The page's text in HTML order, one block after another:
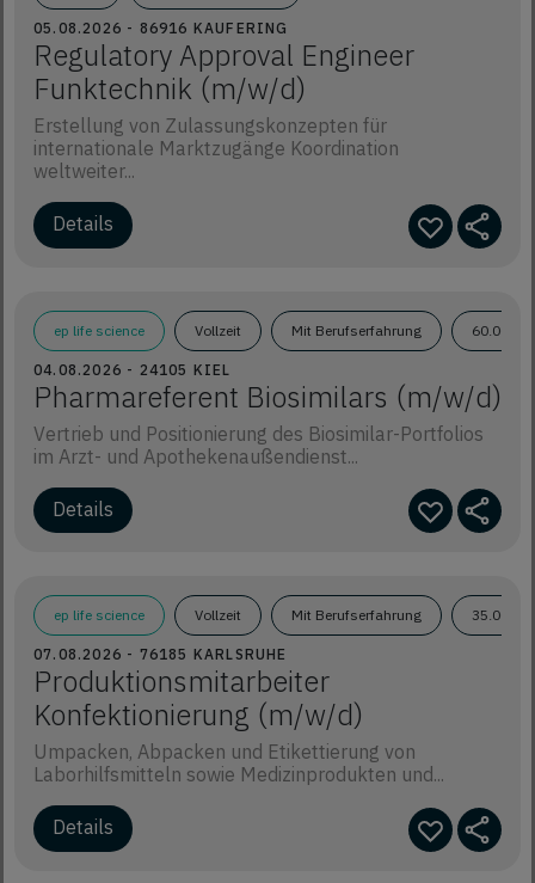
05.08.2026 - 86916 KAUFERING
Regulatory Approval Engineer
Funktechnik (m/w/d)
Erstellung von Zulassungskonzepten für
internationale Marktzugänge Koordination
weltweiter...
Details
ep life science Vollzeit Mit Berufserfahrung 60.000€
04.08.2026 - 24105 KIEL
Pharmareferent Biosimilars (m/w/d)
Vertrieb und Positionierung des Biosimilar-Portfolios
im Arzt- und Apothekenaußendienst...
Details
ep life science Vollzeit Mit Berufserfahrung 35.000€
07.08.2026 - 76185 KARLSRUHE
Produktionsmitarbeiter
Konfektionierung (m/w/d)
Umpacken, Abpacken und Etikettierung von
Laborhilfsmitteln sowie Medizinprodukten und...
Details